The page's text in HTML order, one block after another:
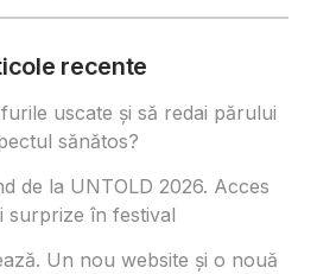
recente
uscate și să redai părului
sănătos?
de la UNTOLD 2026. Acces
surprize în festival
Un nou website și o nouă